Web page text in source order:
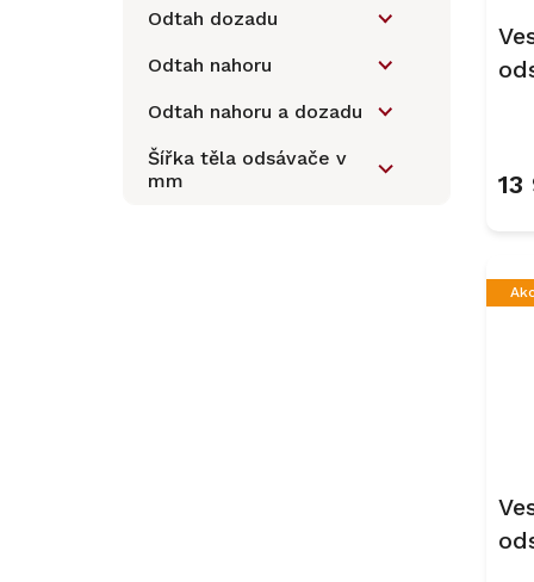
Odtah dozadu
Odtah nahoru
Odtah nahoru a dozadu
Šířka těla odsávače v
mm
13